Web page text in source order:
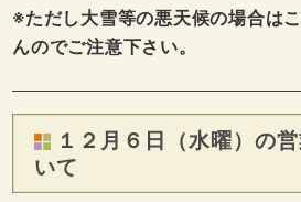
※ただし大雪等の悪天候の場合は
んのでご注意下さい。
１２月６日（水曜）の
いて